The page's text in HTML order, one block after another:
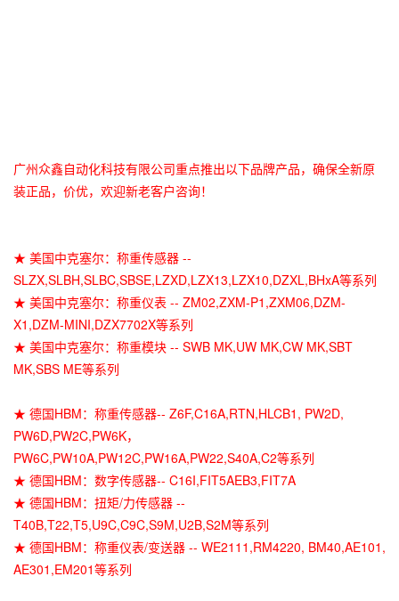
广州众鑫自动化科技有限公司重点推出以下品牌产品，确保全新原
装正品，价优，欢迎新老客户咨询！
★ 美国中克塞尔：称重传感器 --
SLZX,SLBH,SLBC,SBSE,LZXD,LZX13,LZX10,DZXL,BHxA等系列
★ 美国中克塞尔：称重仪表 -- ZM02,ZXM-P1,ZXM06,DZM-
X1,DZM-MINI,DZX7702X等系列
★ 美国中克塞尔：称重模块 -- SWB MK,UW MK,CW MK,SBT
MK,SBS ME等系列
★ 德国HBM：称重传感器-- Z6F,C16A,RTN,HLCB1, PW2D,
PW6D,PW2C,PW6K，
PW6C,PW10A,PW12C,PW16A,PW22,S40A,C2等系列
★ 德国HBM：数字传感器-- C16I,FIT5AEB3,FIT7A
★ 德国HBM：扭矩/力传感器 --
T40B,T22,T5,U9C,C9C,S9M,U2B,S2M等系列
★ 德国HBM：称重仪表/变送器 -- WE2111,RM4220, BM40,AE101,
AE301,EM201等系列